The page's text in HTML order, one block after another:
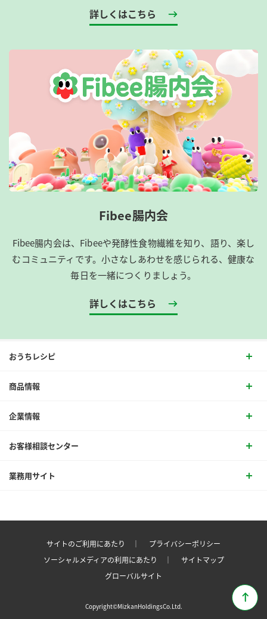
詳しくはこちら
Fibee腸内会
Fibee腸内会は、​Fibeeや発酵性食物繊維を知り、語り、楽し
むコミュニティです。​小さなしあわせを感じられる、健康な
毎日を一緒につくりましょう。
詳しくはこちら
おうちレシピ
商品情報
企業情報
お客様相談センター
業務用サイト
サイトのご利用にあたり ｜
プライバシーポリシー
ソーシャルメディアの利用にあたり ｜
サイトマップ
グローバルサイト
Copyright©MizkanHoldingsCo.Ltd.